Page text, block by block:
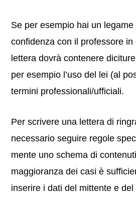
Se per esempio hai un legame
confidenza con il professore in
lettera dovrà contenere
per esempio l’uso del lei (al
termini professionali/ufficiali.
Per scrivere una lettera di
necessario seguire regole
mente uno schema di
maggioranza dei casi è
inserire i dati del mittente e